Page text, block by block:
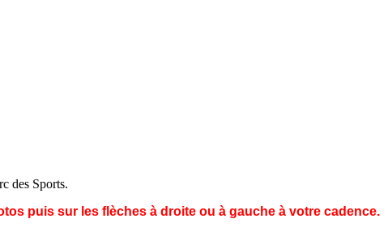
des Sports.
puis sur les flèches à droite ou à gauche à votre cadence.